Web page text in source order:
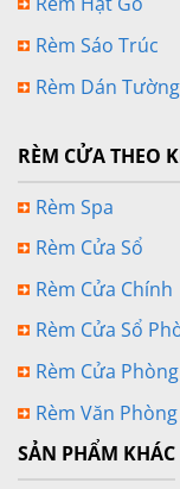
Rèm Sáo Trúc
Rèm Dán
RÈM CỬA THEO
Rèm Spa
Rèm Cửa Sổ
Rèm Cửa Chính
Rèm Cửa Sổ
Rèm Cửa
Rèm Văn Phòng
SẢN PHẨM KHÁC